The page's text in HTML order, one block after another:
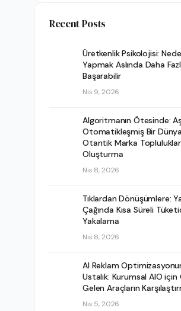
Recent Posts
Üretkenlik Psikolojisi:
Yapmak Aslında Daha
Başarabilir
Nis 9, 2026
Algoritmanın Ötesinde:
Otomatikleşmiş Bir
Otantik Marka
Oluşturma
Nis 8, 2026
Tıklardan Dönüşümlere:
Çağında Kısa Süreli
Yakalama
Nis 8, 2026
AI Reklam
Ustalık: Kurumsal AIO için
Gelen Araçların
Nis 5, 2026